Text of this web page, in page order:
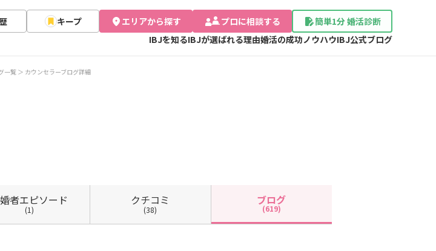
キープ エリアから探す プロに相談する
簡単1分 婚活診断
IBJを知るIBJが選ばれる理由婚活の成功ノウハウIBJ公式ブログ
一覧 カウンセラーブログ詳細
者エピソード
(1)
クチコミ
(38)
ブログ
(619)